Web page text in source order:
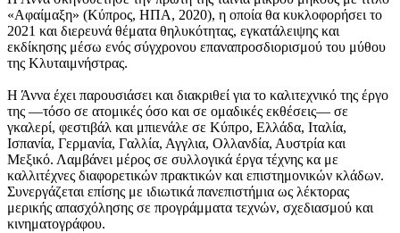
«Αφαίμαξη» (Κύπρος, ΗΠΑ, 2020), η οποία θα κυκλοφορήσει το
2021 και διερευνά θέματα θηλυκότητας, εγκατάλειψης και
εκδίκησης μέσω ενός σύγχρονου επαναπροσδιορισμού του μύθου
της Κλυταιμνήστρας.
Η Άννα έχει παρουσιάσει και διακριθεί για το καλιτεχνικό της έργο
της —τόσο σε ατομικές όσο και σε ομαδικές εκθέσεις— σε
γκαλερί, φεστιβάλ και μπιενάλε σε Κύπρο, Ελλάδα, Ιταλία,
Ισπανία, Γερμανία, Γαλλία, Αγγλια, Ολλανδία, Αυστρία και
Μεξικό. Λαμβάνει μέρος σε συλλογικά έργα τέχνης κα με
καλλιτέχνες διαφορετικών πρακτικών και επιστημονικών κλάδων.
Συνεργάζεται επίσης με ιδιωτικά πανεπιστήμια ως λέκτορας
μερικής απασχόλησης σε προγράμματα τεχνών, σχεδιασμού και
κινηματογράφου.